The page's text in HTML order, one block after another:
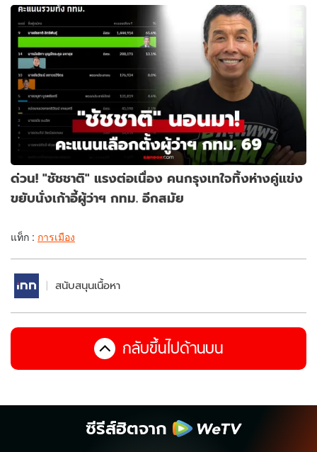
ด่วน! "ชัชชาติ" แรงต่อเนื่อง คนกรุงเทใจทิ้งห่างคู่แข่ง
ขยับนั่งเก้าอี้ผู้ว่าฯ กทม. อีกสมัย
แท็ก : การเมือง
สนับสนุนเนื้อหา
กลับขึ้นไปด้านบน
ซีรีส์ฮิตจาก